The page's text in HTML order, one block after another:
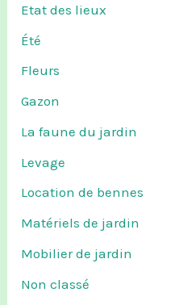
Etat des lieux
Été
Fleurs
Gazon
La faune du jardin
Levage
Location de bennes
Matériels de jardin
Mobilier de jardin
Non classé